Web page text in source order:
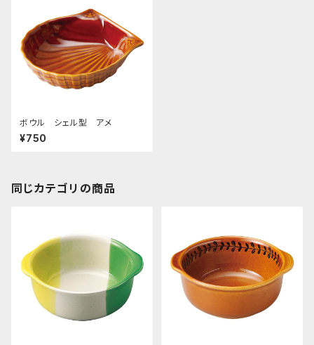
ボウル シェル型 アメ
¥750
同じカテゴリの商品